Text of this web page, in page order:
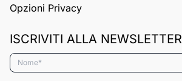
Opzioni Privacy
ISCRIVITI ALLA NEWSLETTER
Nome*